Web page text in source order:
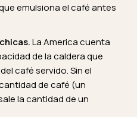
emulsiona el café antes
La America cuenta
de la caldera que
café servido. Sin el
de café (un
la cantidad de un